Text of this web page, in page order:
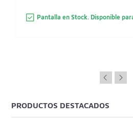
Pantalla en Stock. Disponible
PRODUCTOS DESTACADOS